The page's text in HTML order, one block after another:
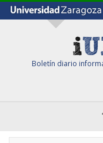
Boletín diario